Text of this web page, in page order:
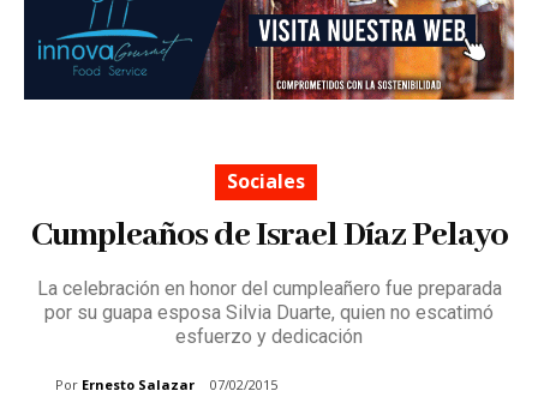
Sociales
Cumpleaños de Israel Díaz Pelayo
La celebración en honor del cumpleañero fue preparada
por su guapa esposa Silvia Duarte, quien no escatimó
esfuerzo y dedicación
Por Ernesto Salazar 07/02/2015